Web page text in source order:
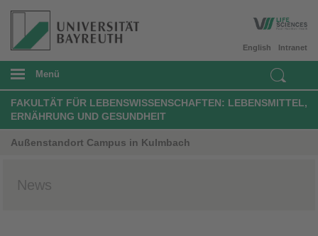
Intranet
English
Menü
FAKULTÄT FÜR LEBENSWISSENSCHAFTEN: LEBENSMITTEL,
ERNÄHRUNG UND GESUNDHEIT
Außenstandort Campus in Kulmbach
News